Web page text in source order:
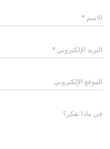
الاسم *
البريد الإلكتروني *
الموقع الإلكتروني
في ماذا تفكر؟